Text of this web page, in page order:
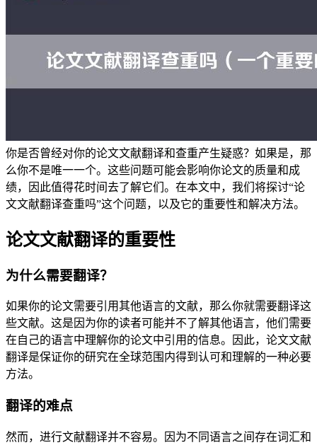
你是否曾经对你的论文文献翻译和查重产生疑惑？如果是，那
么你不是唯一一个。这些问题可能会影响你论文的质量和成
绩，因此值得花时间去了解它们。在本文中，我们将探讨“论
文文献翻译查重吗”这个问题，以及它的重要性和解决方法。
论文文献翻译的重要性
为什么需要翻译？
如果你的论文需要引用其他语言的文献，那么你就需要翻译这
些文献。这是因为你的读者可能并不了解其他语言，他们需要
在自己的语言中理解你的论文中引用的信息。因此，论文文献
翻译是保证你的研究在全球范围内得到认可和理解的一种必要
方法。
翻译的难点
然而，进行文献翻译并不容易。因为不同语言之间存在词汇和